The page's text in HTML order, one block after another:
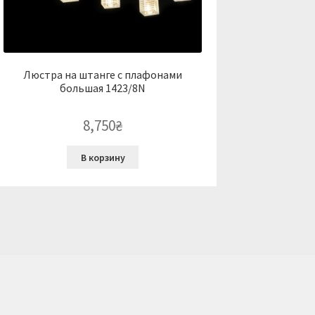
Люстра на штанге с плафонами
большая 1423/8N
8,750₴
В корзину